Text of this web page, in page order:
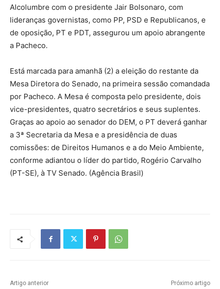
Alcolumbre com o presidente Jair Bolsonaro, com
lideranças governistas, como PP, PSD e Republicanos, e
de oposição, PT e PDT, assegurou um apoio abrangente
a Pacheco.
Está marcada para amanhã (2) a eleição do restante da
Mesa Diretora do Senado, na primeira sessão comandada
por Pacheco. A Mesa é composta pelo presidente, dois
vice-presidentes, quatro secretários e seus suplentes.
Graças ao apoio ao senador do DEM, o PT deverá ganhar
a 3ª Secretaria da Mesa e a presidência de duas
comissões: de Direitos Humanos e a do Meio Ambiente,
conforme adiantou o líder do partido, Rogério Carvalho
(PT-SE), à TV Senado. (Agência Brasil)
Artigo anterior Próximo artigo